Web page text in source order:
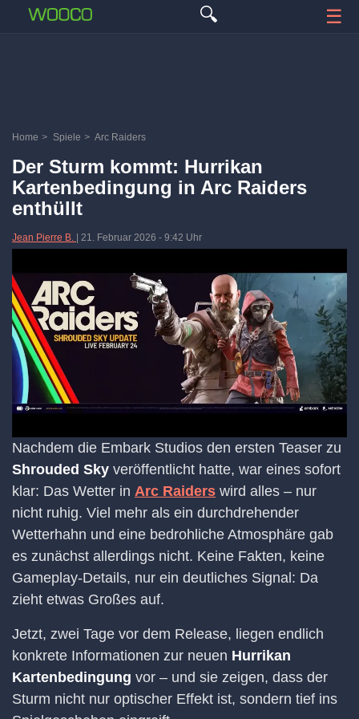
🔍 ☰
Home > Spiele > Arc Raiders
Der Sturm kommt: Hurrikan
Kartenbedingung in Arc Raiders
enthüllt
Jean Pierre B. 21. Februar 2026 - 9:42 Uhr
Nachdem die Embark Studios den ersten Teaser zu
Shrouded Sky veröffentlicht hatte, war eines sofort
klar: Das Wetter in Arc Raiders wird alles – nur
nicht ruhig. Viel mehr als ein durchdrehender
Wetterhahn und eine bedrohliche Atmosphäre gab
es zunächst allerdings nicht. Keine Fakten, keine
Gameplay-Details, nur ein deutliches Signal: Da
zieht etwas Großes auf.
Jetzt, zwei Tage vor dem Release, liegen endlich
konkrete Informationen zur neuen Hurrikan
Kartenbedingung vor – und sie zeigen, dass der
Sturm nicht nur optischer Effekt ist, sondern tief ins